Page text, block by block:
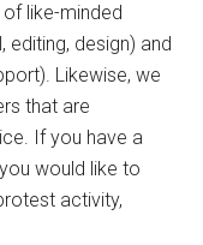
like-minded
design) and
Likewise, we
that are
If you have a
would like to
activity,